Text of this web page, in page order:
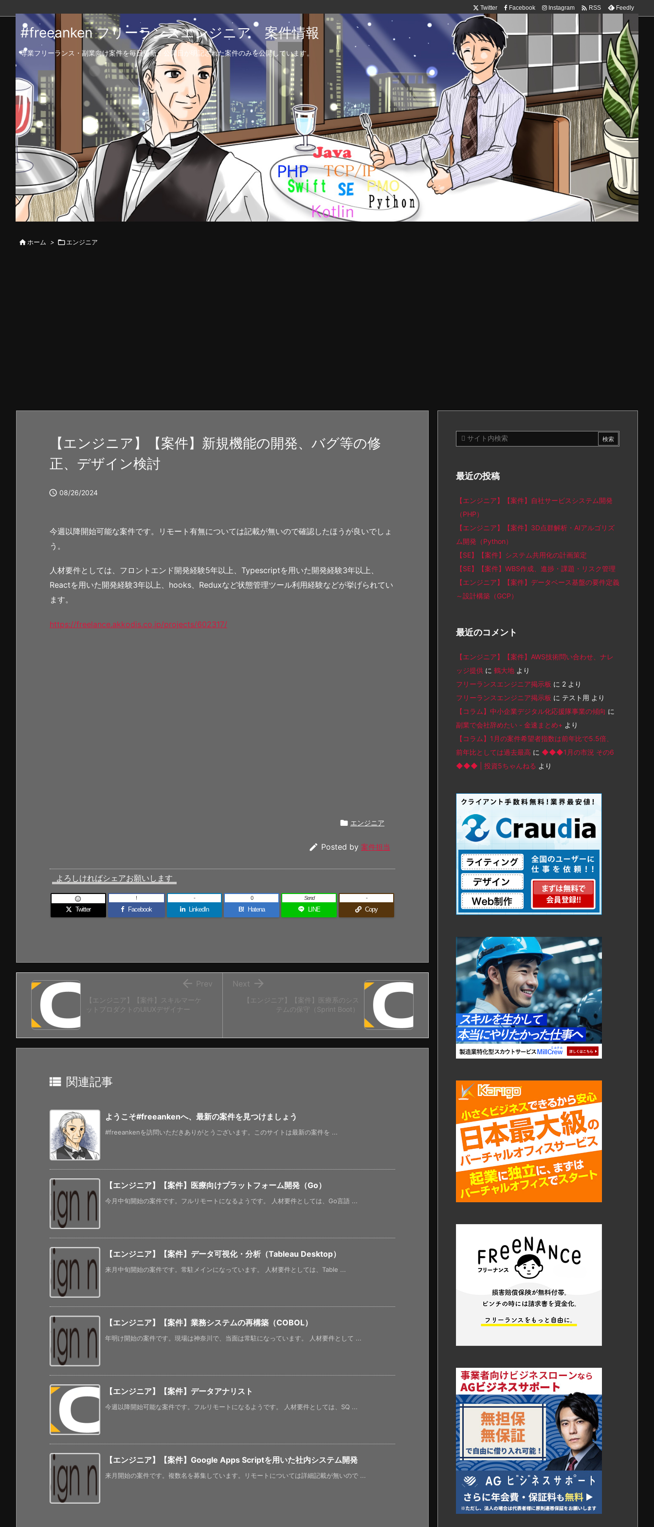
Twitter Facebook Instagram  RSS Feedly
#freeanken フリーランスエンジニア 案件情報
専業フリーランス・副業向け案件を毎日更新！公開日が明記された案件のみを公開しています。
 ホーム > エンジニア
【エンジニア】【案件】新規機能の開発、バグ等の修
正、デザイン検討
 08/26/2024
今週以降開始可能な案件です。リモート有無については記載が無いので確認したほうが良いでしょ
う。
人材要件としては、フロントエンド開発経験5年以上、Typescriptを用いた開発経験3年以上、
Reactを用いた開発経験3年以上、hooks、Reduxなど状態管理ツール利用経験などが挙げられてい
ます。
https://freelance.akkodis.co.jp/projects/602317/
 エンジニア
 Posted by 案件担当
よろしければシェアお願いします
Twitter

Facebook
!
LinkedIn
-
B! Hatena
0
LINE
Send
Copy
-
【エンジニア】【案件】医療系のシス
テムの保守（Sprint Boot）

Next
【エンジニア】【案件】スキルマーケ
ットプロダクトのUIUXデザイナー
 Prev
 関連記事
ようこそ#freeankenへ、最新の案件を見つけましょう
#freeankenを訪問いただきありがとうございます。このサイトは最新の案件を ...
【エンジニア】【案件】医療向けプラットフォーム開発（Go）
今月中旬開始の案件です。フルリモートになるようです。 人材要件としては、Go言語 ...
【エンジニア】【案件】データ可視化・分析（Tableau Desktop）
来月中旬開始の案件です。常駐メインになっています。 人材要件としては、Table ...
【エンジニア】【案件】業務システムの再構築（COBOL）
年明け開始の案件です。現場は神奈川で、当面は常駐になっています。 人材要件として ...
【エンジニア】【案件】データアナリスト
今週以降開始可能な案件です。フルリモートになるようです。 人材要件としては、SQ ...
【エンジニア】【案件】Google Apps Scriptを用いた社内システム開発
来月開始の案件です。複数名を募集しています。リモートについては詳細記載が無いので ...
最近の投稿
【エンジニア】【案件】自社サービスシステム開発
（PHP）
【エンジニア】【案件】3D点群解析・AIアルゴリズ
ム開発（Python）
【SE】【案件】システム共用化の計画策定
【SE】【案件】WBS作成、進捗・課題・リスク管理
【エンジニア】【案件】データベース基盤の要件定義
～設計構築（GCP）
最近のコメント
【エンジニア】【案件】AWS技術問い合わせ、ナレ
ッジ提供 に 鶴大地 より
フリーランスエンジニア掲示板 に 2 より
フリーランスエンジニア掲示板 に テスト用 より
【コラム】中小企業デジタル化応援隊事業の傾向 に
副業で会社辞めたい - 金速まとめ+ より
【コラム】1月の案件希望者指数は前年比で5.5倍、
前年比としては過去最高 に ◆◆◆1月の市況 その6
◆◆◆ | 投資5ちゃんねる より